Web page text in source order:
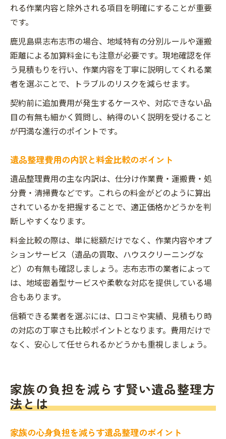
れる作業内容と除外される項目を明確にすることが重要
です。
鹿児島県志布志市の場合、地域特有の分別ルールや運搬
距離による加算料金にも注意が必要です。現地確認を伴
う見積もりを行い、作業内容を丁寧に説明してくれる業
者を選ぶことで、トラブルのリスクを減らせます。
契約前に追加費用が発生するケースや、対応できない品
目の有無も細かく質問し、納得のいく説明を受けること
が円満な進行のポイントです。
遺品整理費用の内訳と料金比較のポイント
遺品整理費用の主な内訳は、仕分け作業費・運搬費・処
分費・清掃費などです。これらの料金がどのように算出
されているかを把握することで、適正価格かどうかを判
断しやすくなります。
料金比較の際は、単に総額だけでなく、作業内容やオプ
ションサービス（遺品の買取、ハウスクリーニングな
ど）の有無も確認しましょう。志布志市の業者によって
は、地域密着型サービスや柔軟な対応を提供している場
合もあります。
信頼できる業者を選ぶには、口コミや実績、見積もり時
の対応の丁寧さも比較ポイントとなります。費用だけで
なく、安心して任せられるかどうかも重視しましょう。
家族の負担を減らす賢い遺品整理方
法とは
家族の心身負担を減らす遺品整理のポイント